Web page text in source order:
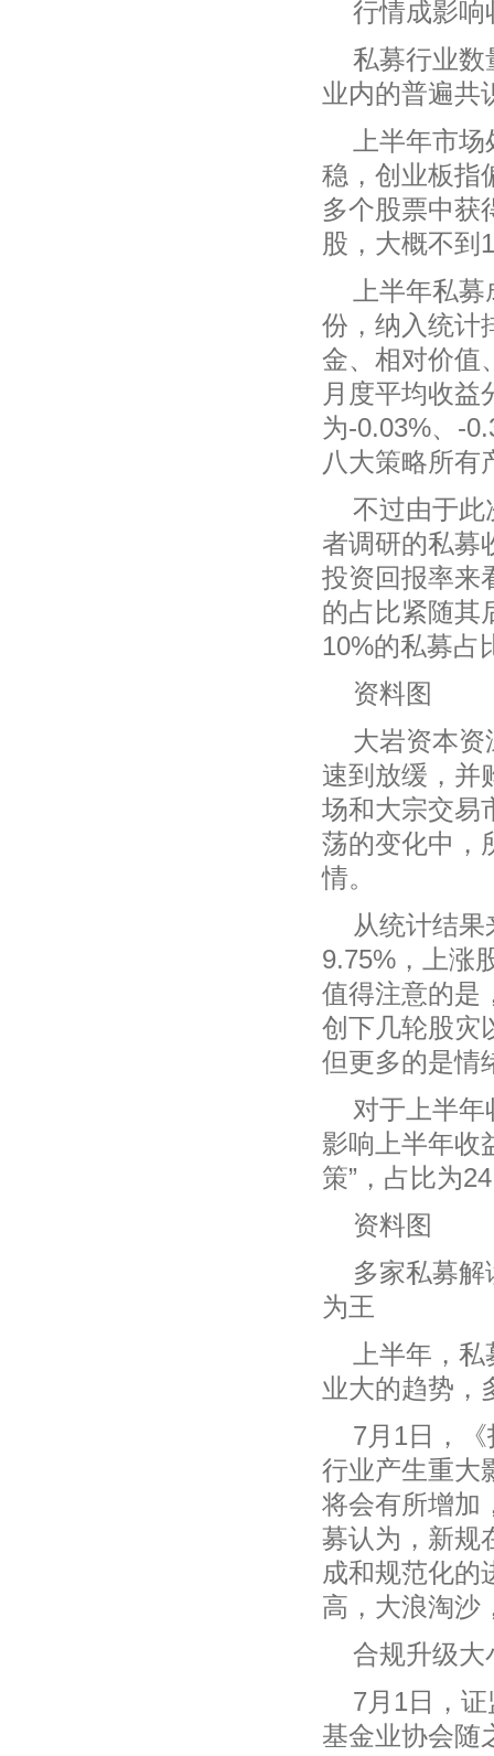
行情成影响
私募行业数
业内的普遍共
上半年市
稳，创业板指
多个股票中获
股，大概不到
上半年私
份，纳入统计
金、相对价值
月度平均收益
为-0.03%、-
八大策略所有
不过由于此
者调研的私募
投资回报率来
的占比紧随其
10%的私募占
资料图
大岩资本
速到放缓，并
场和大宗交易
荡的变化中，
情。
从统计结
9.75%，上涨
值得注意的是
创下几轮股灾
但更多的是情
对于上半年
影响上半年收
策”，占比为
资料图
多家私募
为王
上半年，
业大的趋势，
7月1日，
行业产生重大
将会有所增加
募认为，新规
成和规范化的
高，大浪淘沙
合规升级大
7月1日，
基金业协会随